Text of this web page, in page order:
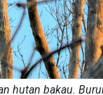
hutan bakau.